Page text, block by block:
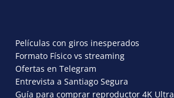
Películas con giros inesperados
Formato Físico vs streaming
Ofertas en Telegram
Entrevista a Santiago Segura
Guía para comprar reproductor 4K